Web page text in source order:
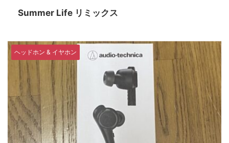
Summer Life リミックス
ヘッドホン & イヤホン